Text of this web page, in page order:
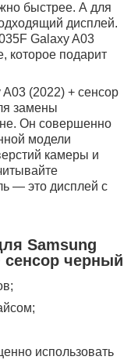
быстрее. А для
дисплей.
Galaxy A03
которое подарит
(2022) + сенсор
замены
Он совершенно
модели
камеры и
— это дисплей с
Samsung
сенсор черный
использовать